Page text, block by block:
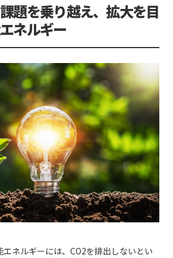
題を乗り越え、拡大を目
ネルギー
ネルギーには、CO2を排出しないとい